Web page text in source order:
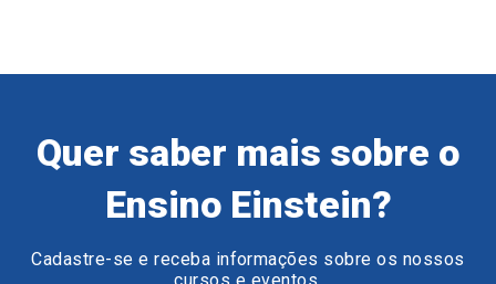
Quer saber mais sobre o
Ensino Einstein?
Cadastre-se e receba informações sobre os nossos